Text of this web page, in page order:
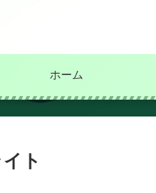
ホーム
ト